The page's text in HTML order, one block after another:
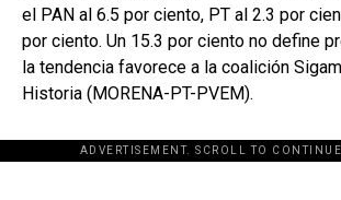
el PAN al 6.5 por ciento, PT al 2.3 por
por ciento. Un 15.3 por ciento no define
la tendencia favorece a la coalición
Historia (MORENA-PT-PVEM).
ADVERTISEMENT. SCROLL TO